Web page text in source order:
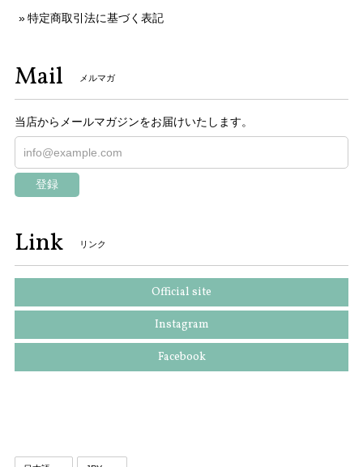
特定商取引法に基づく表記
Mail メルマガ
当店からメールマガジンをお届けいたします。
登録
Link リンク
Official site
Instagram
Facebook